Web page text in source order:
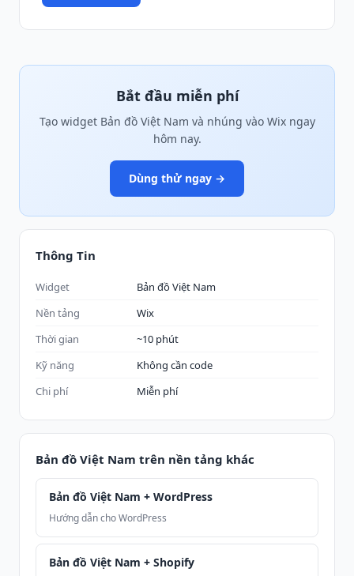
Bắt đầu miễn phí
Tạo widget Bản đồ Việt Nam và nhúng vào Wix ngay
hôm nay.
Dùng thử ngay →
Thông Tin
Widget
Bản đồ Việt Nam
Nền tảng
Wix
Thời gian
~10 phút
Kỹ năng
Không cần code
Chi phí
Miễn phí
Bản đồ Việt Nam trên nền tảng khác
Bản đồ Việt Nam + WordPress
Hướng dẫn cho WordPress
Bản đồ Việt Nam + Shopify